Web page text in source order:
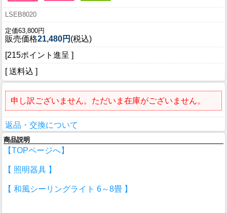
LSEB8020
定価63,800円
販売価格21,480円 (税込)
[215ポイント進呈 ]
[ 送料込 ]
申し訳ございません。ただいま在庫がございません。
返品・交換について
商品説明
【TOPページへ】
【 照明器具 】
【 和風シーリングライト 6～8畳 】